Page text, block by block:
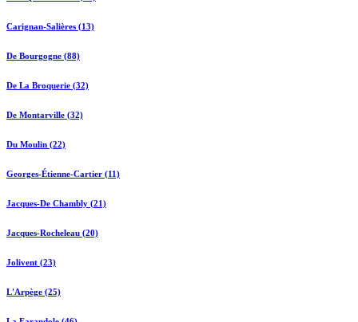
Carignan-Salières (13)
De Bourgogne (88)
De La Broquerie (32)
De Montarville (32)
Du Moulin (22)
Georges-Étienne-Cartier (11)
Jacques-De Chambly (21)
Jacques-Rocheleau (20)
Jolivent (23)
L'Arpège (25)